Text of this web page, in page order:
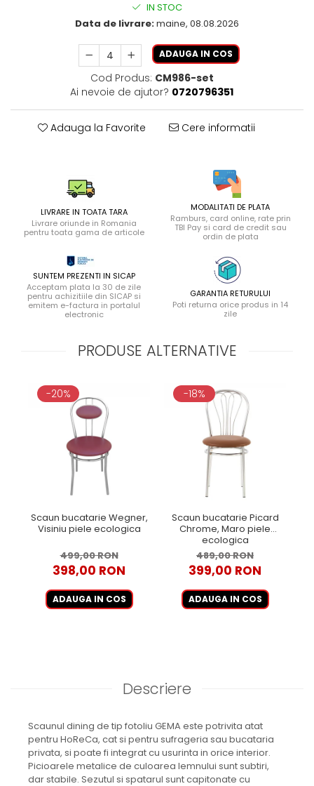
IN STOC
Data de livrare:maine, 08.08.2026
ADAUGA IN COS
Cod Produs: CM986-set
Ai nevoie de ajutor? 0720796351
Adauga la Favorite Cere informatii
LIVRARE IN TOATA TARA
Livrare oriunde in Romania
pentru toata gama de articole
MODALITATI DE PLATA
Ramburs, card online, rate prin
TBI Pay si card de credit sau
ordin de plata
SUNTEM PREZENTI IN SICAP
Acceptam plata la 30 de zile
pentru achizitiile din SICAP si
emitem e-factura in portalul
electronic
GARANTIA RETURULUI
Poti returna orice produs in 14
zile
PRODUSE ALTERNATIVE
-20%
Scaun bucatarie Wegner,
Visiniu piele ecologica
499,00 RON
398,00 RON
ADAUGA IN COS
-18%
Scaun bucatarie Picard
Chrome, Maro piele
ecologica
489,00 RON
399,00 RON
ADAUGA IN COS
Descriere
Scaunul dining de tip fotoliu GEMA este potrivita atat
pentru HoReCa, cat si pentru sufrageria sau bucataria
privata, si poate fi integrat cu usurinta in orice interior.
Picioarele metalice de culoarea lemnului sunt subtiri,
dar stabile. Sezutul si spatarul sunt capitonate cu